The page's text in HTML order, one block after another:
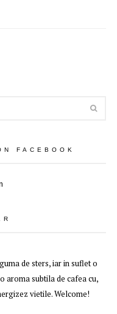
FACEBOOK
de sters, iar in suflet o
aroma subtila de cafea cu,
vietile. Welcome!